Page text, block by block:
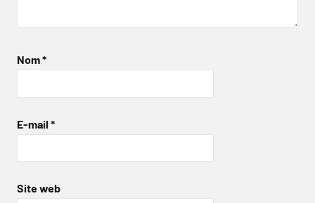
Nom*
E-mail *
Site web